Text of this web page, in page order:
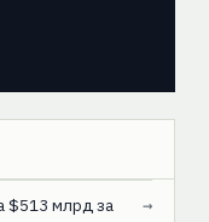
$513 млрд за
→